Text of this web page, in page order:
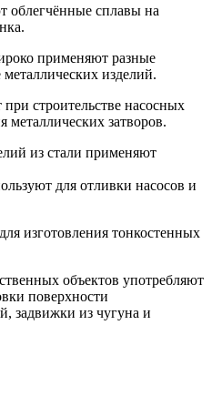
облегчённые сплавы на
применяют разные
изделий.
строительстве насосных
металлических затворов.
из стали применяют
для отливки насосов и
изготовления тонкостенных
объектов употребляют
поверхности
задвижки из чугуна и